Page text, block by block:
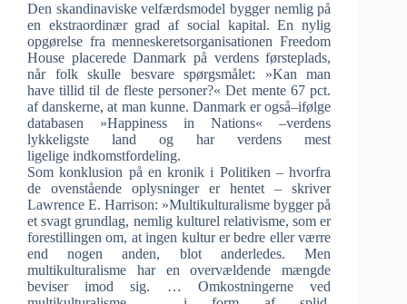
Den skandinaviske velfærdsmodel bygger nemlig på
en ekstraordinær grad af social kapital. En nylig
opgørelse fra menneskeretsorganisationen Freedom
House placerede Danmark på verdens førsteplads,
når folk skulle besvare spørgsmålet: »Kan man
have tillid til de fleste personer?« Det mente 67 pct.
af danskerne, at man kunne. Danmark er også–ifølge
databasen »Happiness in Nations« –verdens
lykkeligste land og har verdens mest
ligelige indkomstfordeling.
Som konklusion på en kronik i Politiken – hvorfra
de ovenstående oplysninger er hentet – skriver
Lawrence E. Harrison: »Multikulturalisme bygger på
et svagt grundlag, nemlig kulturel relativisme, som er
forestillingen om, at ingen kultur er bedre eller værre
end nogen anden, blot anderledes. Men
multikulturalisme har en overvældende mængde
beviser imod sig. … Omkostningerne ved